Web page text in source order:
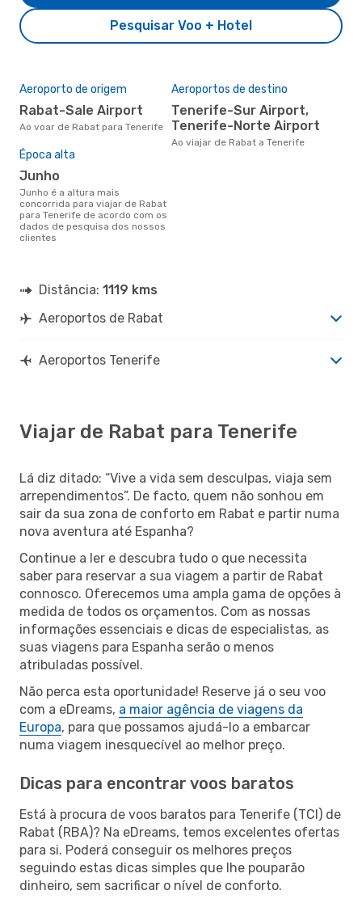
Pesquisar Voo + Hotel
Aeroporto de origem
Rabat-Sale Airport
Ao voar de Rabat para Tenerife
Aeroportos de destino
Tenerife-Sur Airport,
Tenerife-Norte Airport
Ao viajar de Rabat a Tenerife
Época alta
junho
junho é a altura mais
concorrida para viajar de Rabat
para Tenerife de acordo com os
dados de pesquisa dos nossos
clientes
Distância: 1119 kms
Aeroportos de Rabat
Aeroportos Tenerife
Viajar de Rabat para Tenerife
Lá diz ditado: “Vive a vida sem desculpas, viaja sem
arrependimentos”. De facto, quem não sonhou em
sair da sua zona de conforto em Rabat e partir numa
nova aventura até Espanha?
Continue a ler e descubra tudo o que necessita
saber para reservar a sua viagem a partir de Rabat
connosco. Oferecemos uma ampla gama de opções à
medida de todos os orçamentos. Com as nossas
informações essenciais e dicas de especialistas, as
suas viagens para Espanha serão o menos
atribuladas possível.
Não perca esta oportunidade! Reserve já o seu voo
com a eDreams, a maior agência de viagens da
Europa, para que possamos ajudá-lo a embarcar
numa viagem inesquecível ao melhor preço.
Dicas para encontrar voos baratos
Está à procura de voos baratos para Tenerife (TCI) de
Rabat (RBA)? Na eDreams, temos excelentes ofertas
para si. Poderá conseguir os melhores preços
seguindo estas dicas simples que lhe pouparão
dinheiro, sem sacrificar o nível de conforto.